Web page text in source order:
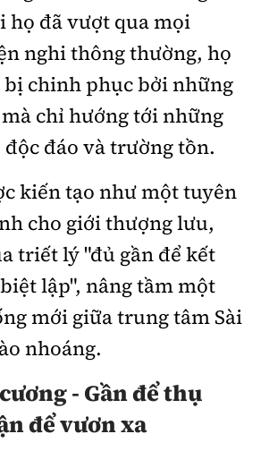
Sách Nhà thầu
Bộ Xây dựng
Hoan, phường Giảng Võ, Hà Nội.
họ đã vượt qua mọi
nghi thông thường, họ
bị chinh phục bởi những
mà chỉ hướng tới những
đáo và trường tồn.
kiến tạo như một tuyên
cho giới thượng lưu,
triết lý "đủ gần để kết
lập", nâng tầm một
mới giữa trung tâm Sài
nhoáng.
- Gần để thụ
để vươn xa